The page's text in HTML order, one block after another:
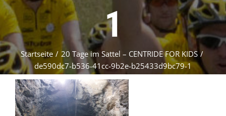
1
Startseite / 20 Tage im Sattel – CENTRIDE FOR KIDS /
de590dc7-b536-41cc-9b2e-b25433d9bc79-1